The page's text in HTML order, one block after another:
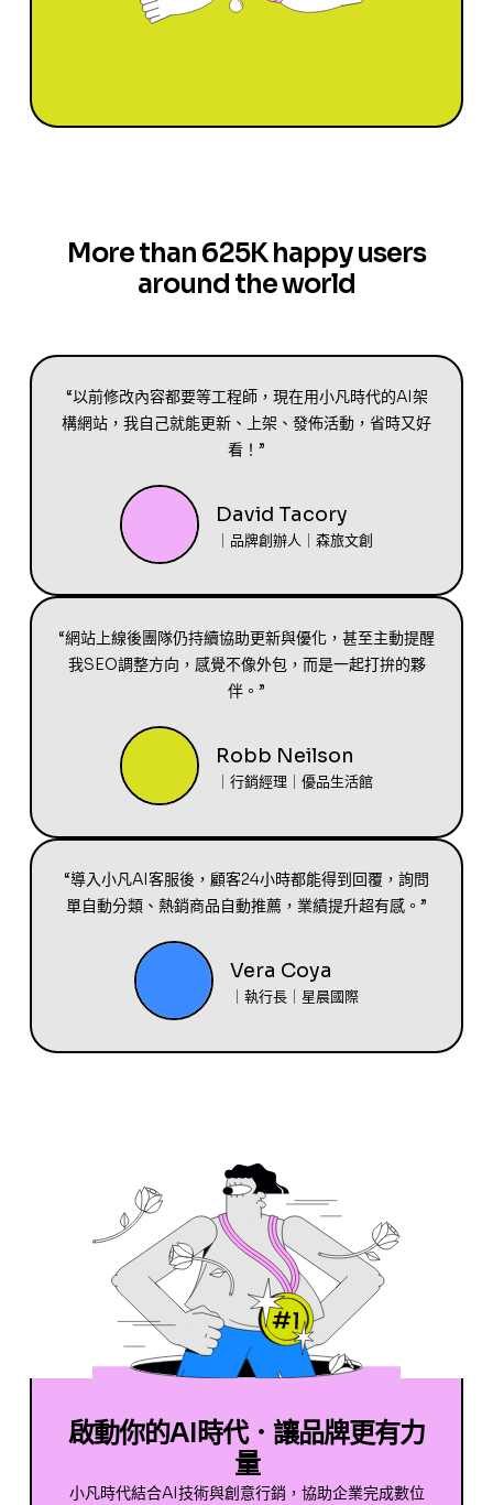
More than 625K happy users
around the world
“以前修改內容都要等工程師，現在用小凡時代的AI架
構網站，我自己就能更新、上架、發佈活動，省時又好
看！”
David Tacory
｜品牌創辦人｜森旅文創
“網站上線後團隊仍持續協助更新與優化，甚至主動提醒
我SEO調整方向，感覺不像外包，而是一起打拚的夥
伴。”
Robb Neilson
｜行銷經理｜優品生活館
“導入小凡AI客服後，顧客24小時都能得到回覆，詢問
單自動分類、熱銷商品自動推薦，業績提升超有感。”
Vera Coya
｜執行長｜星晨國際
啟動你的AI時代．讓品牌更有力
量
小凡時代結合AI技術與創意行銷，協助企業完成數位